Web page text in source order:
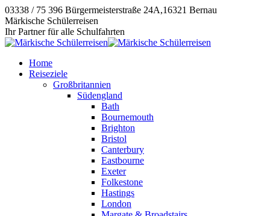
Zum
Inhalt
springen
03338 / 75 396 Bürgermeisterstraße 24A,16321 Bernau
Instagram
page
opens
new
window
E-
Mail
page
new
Facebook
page
opens
new
window
Märkische Schülerreisen
Ihr Partner für alle Schulfahrten
Home
Reiseziele
Großbritannien
Südengland
Bath
Bournemouth
Brighton
Bristol
Canterbury
Eastbourne
Exeter
Folkestone
Hastings
London